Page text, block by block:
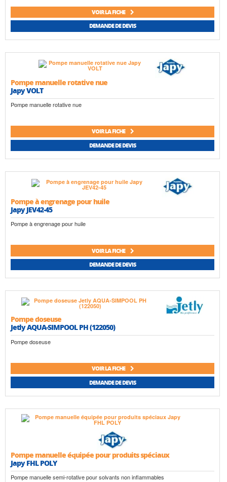
VOIR LA FICHE
DEMANDE DE DEVIS
Pompe manuelle rotative nue
Japy VOLT
Pompe manuelle rotative nue
VOIR LA FICHE
DEMANDE DE DEVIS
Pompe à engrenage pour huile
Japy JEV42-45
Pompe à engrenage pour huile
VOIR LA FICHE
DEMANDE DE DEVIS
Pompe doseuse
Jetly AQUA-SIMPOOL PH (122050)
Pompe doseuse
VOIR LA FICHE
DEMANDE DE DEVIS
Pompe manuelle équipée pour produits spéciaux
Japy FHL POLY
Pompe manuelle semi-rotative pour solvants non inflammables